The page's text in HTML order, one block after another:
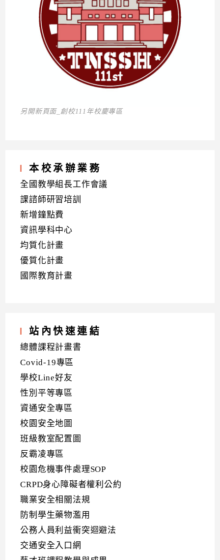
另開新頁面_創校111年校慶專區
本校承辦業務
全國教學組長工作會議
課諮師研習培訓
新增鐘點費
資訊學科中心
均質化計畫
優質化計畫
國際教育計畫
站內快速連結
總體課程計畫書
Covid-19專區
學校Line好友
性別平等專區
資通安全專區
校園安全地圖
班級教室配置圖
反霸凌專區
校園危機事件處理SOP
CRPD身心障礙者權利公約
職業安全相關法規
防制學生藥物濫用
公務人員利益衝突迴避法
交通安全入口網